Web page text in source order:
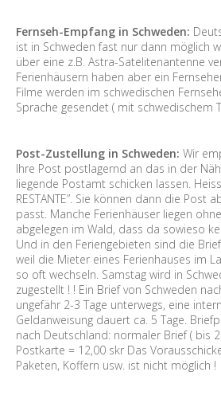
Fernseh-Empfang in Schweden:
ist in Schweden fast nur dann möglich
über eine z.B. Astra-Satelitenantenne
Ferienhäusern haben aber ein
Filme werden im schwedischen
Sprache gesendet ( mit schwedischem
Post-Zustellung in Schweden: Wir
Ihre Post postlagernd an das in der
liegende Postamt schicken lassen.
RESTANTE”. Sie können dann die Post
passt. Manche Ferienhäuser liegen
abgelegen im Wald, dass da sowieso
Und in den Feriengebieten sind die
weil die Mieter eines Ferienhauses im
so oft wechseln. Samstag wird in
zugestellt ! ! Ein Brief von Schweden
ungefähr 2-3 Tage unterwegs, eine
Geldanweisung dauert ca. 5 Tage.
nach Deutschland: normaler Brief ( bis
Postkarte = 12,00 skr Das
Paketen, Koffern usw. ist nicht möglich !